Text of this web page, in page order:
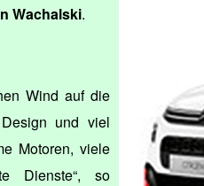
Wachalski.
Wind auf die
und viel
Motoren, viele
Dienste“, so